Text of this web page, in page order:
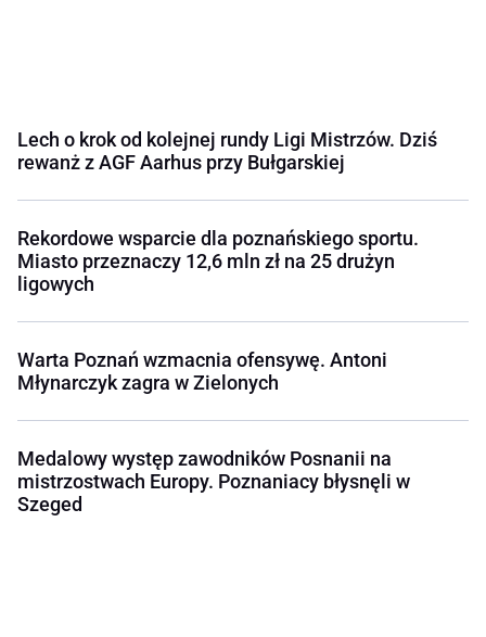
Lech o krok od kolejnej rundy Ligi Mistrzów. Dziś
rewanż z AGF Aarhus przy Bułgarskiej
Rekordowe wsparcie dla poznańskiego sportu.
Miasto przeznaczy 12,6 mln zł na 25 drużyn
ligowych
Warta Poznań wzmacnia ofensywę. Antoni
Młynarczyk zagra w Zielonych
Medalowy występ zawodników Posnanii na
mistrzostwach Europy. Poznaniacy błysnęli w
Szeged